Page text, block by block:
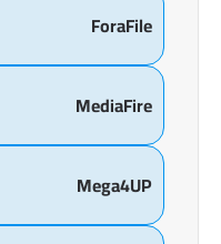
ForaFile
MediaFire
Mega4UP